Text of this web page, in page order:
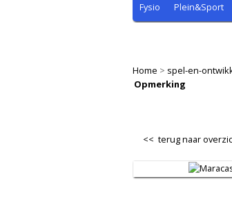
Fysio Plein&Sport
Home > spel-en-
Opmerking
<< terug naar